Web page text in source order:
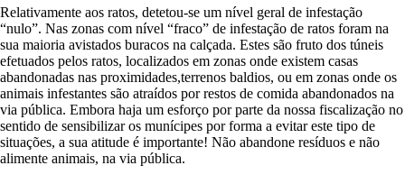
Relativamente aos ratos, detetou-se um nível geral de infestação
“nulo”. Nas zonas com nível “fraco” de infestação de ratos foram na
sua maioria avistados buracos na calçada. Estes são fruto dos túneis
efetuados pelos ratos, localizados em zonas onde existem casas
abandonadas nas proximidades,terrenos baldios, ou em zonas onde os
animais infestantes são atraídos por restos de comida abandonados na
via pública. Embora haja um esforço por parte da nossa fiscalização no
sentido de sensibilizar os munícipes por forma a evitar este tipo de
situações, a sua atitude é importante! Não abandone resíduos e não
alimente animais, na via pública.